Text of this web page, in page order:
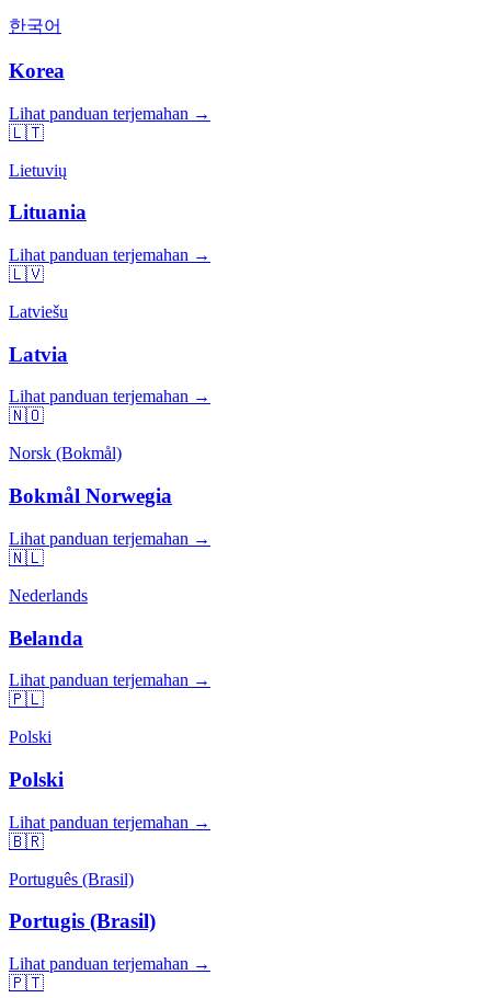
한국어
Korea
Lihat panduan terjemahan →
🇱🇹
Lietuvių
Lituania
Lihat panduan terjemahan →
🇱🇻
Latviešu
Latvia
Lihat panduan terjemahan →
🇳🇴
Norsk (Bokmål)
Bokmål Norwegia
Lihat panduan terjemahan →
🇳🇱
Nederlands
Belanda
Lihat panduan terjemahan →
🇵🇱
Polski
Polski
Lihat panduan terjemahan →
🇧🇷
Português (Brasil)
Portugis (Brasil)
Lihat panduan terjemahan →
🇵🇹